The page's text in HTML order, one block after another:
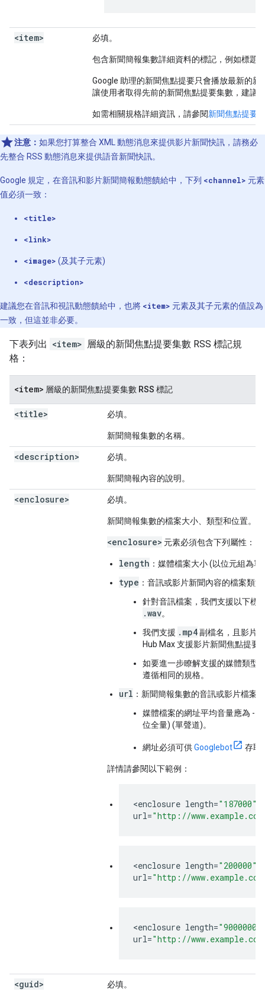
<item> 必填。
包含新聞簡報集數詳細資料的標記，例如標題
Google 助理的新聞焦點提要只會播放最新的
讓使用者取得先前的新聞焦點提要集數，建議
如需相關規格詳細資訊，請參閱新聞焦點提要
注意： 如果您打算整合 XML 動態消息來提供影片新聞快訊，請務必
先整合 RSS 動態消息來提供語音新聞快訊。
Google 規定，在音訊和影片新聞簡報動態饋給中，下列 <channel> 元素
值必須一致：
<title>
<link>
<image> (及其子元素)
<description>
建議您在音訊和視訊動態饋給中，也將 <item> 元素及其子元素的值設為
一致，但這並非必要。
下表列出 <item> 層級的新聞焦點提要集數 RSS 標記規
格：
<item> 層級的新聞焦點提要集數 RSS 標記
<title> 必填。
新聞簡報集數的名稱。
<description> 必填。
新聞簡報內容的說明。
<enclosure> 必填。
新聞簡報集數的檔案大小、類型和位置。
<enclosure> 元素必須包含下列屬性：
length ：媒體檔案大小 (以位元組為單
type ：音訊或影片新聞內容的檔案類型
針對音訊檔案，我們支援以下標
.wav。
我們支援 .mp4副檔名，且影片
Hub Max 支援影片新聞焦點提要
如要進一步瞭解支援的媒體類型
遵循相同的規格。
url ：新聞簡報集數的音訊或影片檔案
媒體檔案的網址平均音量應為 -
位全量) (單聲道)。
網址必須可供Googlebot 存取
詳情請參閱以下範例：
<enclosure length="187000"
url="http://
<enclosure length="200000"
url="http://
<enclosure length="9000000"
url="http://
<guid> 必填。